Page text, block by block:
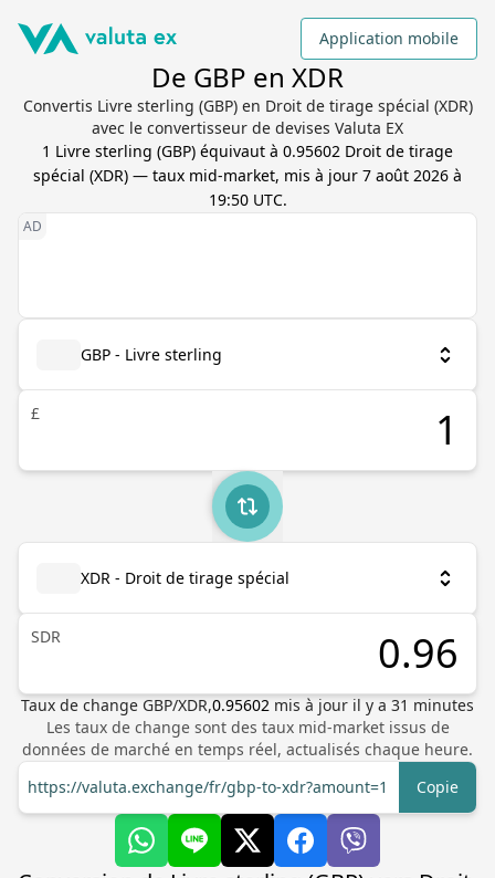
Application mobile
De GBP en XDR
Convertis Livre sterling (GBP) en Droit de tirage spécial (XDR)
avec le convertisseur de devises Valuta EX
1 Livre sterling (GBP) équivaut à 0.95602 Droit de tirage
spécial (XDR) — taux mid-market, mis à jour 7 août 2026 à
19:50 UTC.
GBP - Livre sterling
£
XDR - Droit de tirage spécial
SDR
Taux de change GBP/XDR,0.95602 mis à jour il y a 31 minutes
Les taux de change sont des taux mid-market issus de
données de marché en temps réel, actualisés chaque heure.
https://valuta.exchange/fr/gbp-to-xdr?amount=1
Copie